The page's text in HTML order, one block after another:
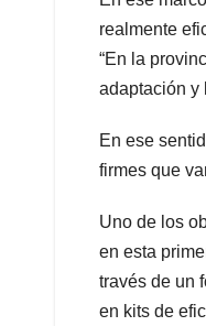
realmente
“En la
adaptación y
En ese
firmes que
Uno de los
en esta
través de un
en kits de